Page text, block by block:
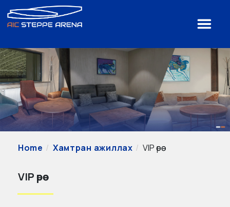
Home Хамтран ажиллах VIP өрөө
VIP өрөө